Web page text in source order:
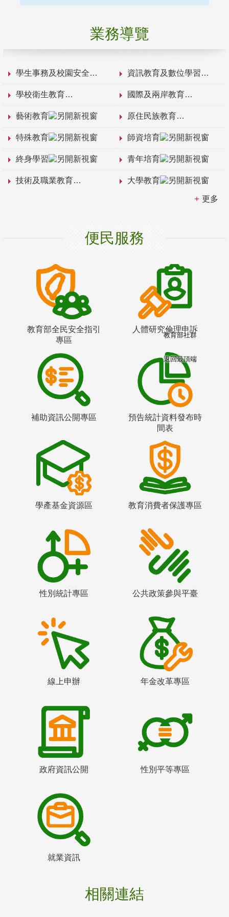
業務導覽
學生事務及校園安全 資訊教育及數位學習
學校衛生教育 國際及兩岸教育
藝術教育 原住民族教育
特殊教育 師資培育
終身學習 青年培育
技術及職業教育 大學教育
更多
便民服務
教育部全民安全指引
專區
人體研究倫理申訴
補助資訊公開專區
預告統計資料發布時
間表
學產基金資源區 教育消費者保護專區
性別統計專區 公共政策參與平臺
線上申辦 年金改革專區
政府資訊公開 性別平等專區
就業資訊
相關連結
教育部社群
返回最頂端